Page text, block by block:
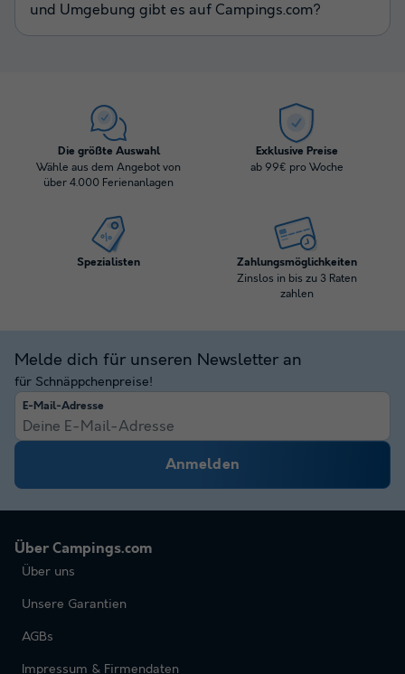
und Umgebung gibt es auf Campings.com?
Die größte Auswahl
Wähle aus dem Angebot von
über 4.000 Ferienanlagen
Exklusive Preise
ab 99€ pro Woche
Spezialisten Zahlungsmöglichkeiten
Zinslos in bis zu 3 Raten
zahlen
Melde dich für unseren Newsletter an
für Schnäppchenpreise!
E-Mail-Adresse
Anmelden
Über Campings.com
Über uns
Unsere Garantien
AGBs
Impressum & Firmendaten